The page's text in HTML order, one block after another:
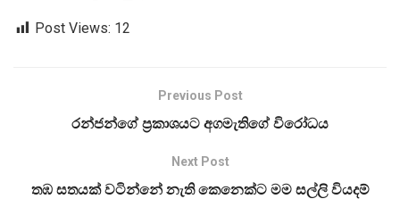
Post Views: 12
Previous Post
රන්ජන්ගේ ප්‍රකාශයට අගමැතිගේ විරෝධය
Next Post
තඹ සතයක් වටින්නේ නැති කෙනෙක්ට මම සල්ලි වියදම්